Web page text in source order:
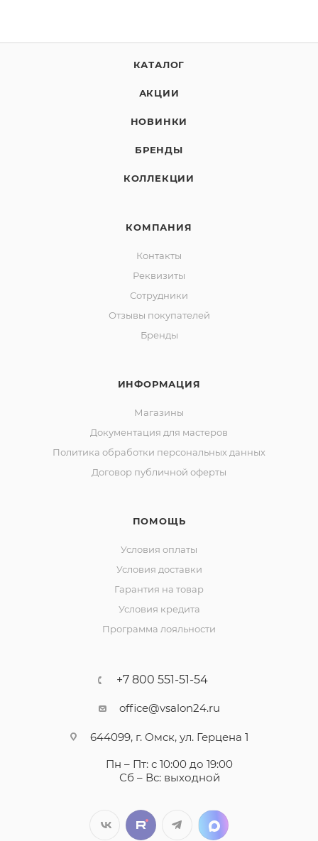
КАТАЛОГ
АКЦИИ
НОВИНКИ
БРЕНДЫ
КОЛЛЕКЦИИ
КОМПАНИЯ
Контакты
Реквизиты
Сотрудники
Отзывы покупателей
Бренды
ИНФОРМАЦИЯ
Магазины
Документация для мастеров
Политика обработки персональных данных
Договор публичной оферты
ПОМОЩЬ
Условия оплаты
Условия доставки
Гарантия на товар
Условия кредита
Программа лояльности
+7 800 551-51-54
office@vsalon24.ru
644099, г. Омск, ул. Герцена 1
Пн – Пт: с 10:00 до 19:00
Сб – Вс: выходной